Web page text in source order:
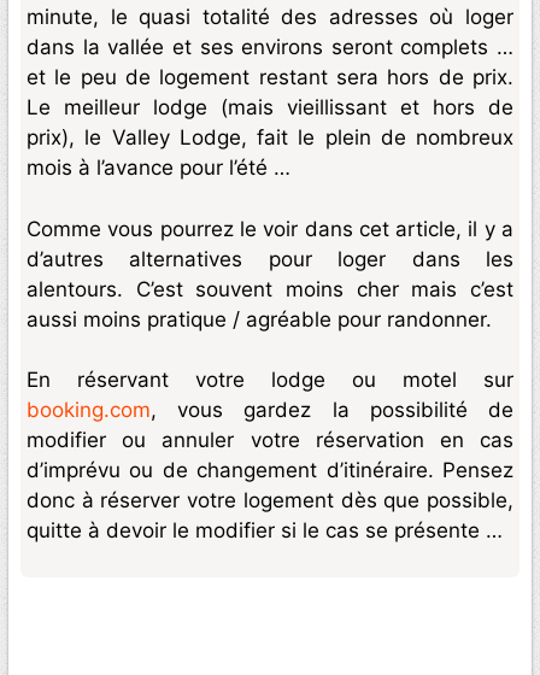
minute, le quasi totalité des adresses où loger
dans la vallée et ses environs seront complets …
et le peu de logement restant sera hors de prix.
Le meilleur lodge (mais vieillissant et hors de
prix), le Valley Lodge, fait le plein de nombreux
mois à l’avance pour l’été …
Comme vous pourrez le voir dans cet article, il y a
d’autres alternatives pour loger dans les
alentours. C’est souvent moins cher mais c’est
aussi moins pratique / agréable pour randonner.
En réservant votre lodge ou motel sur
booking.com, vous gardez la possibilité de
modifier ou annuler votre réservation en cas
d’imprévu ou de changement d’itinéraire. Pensez
donc à réserver votre logement dès que possible,
quitte à devoir le modifier si le cas se présente …